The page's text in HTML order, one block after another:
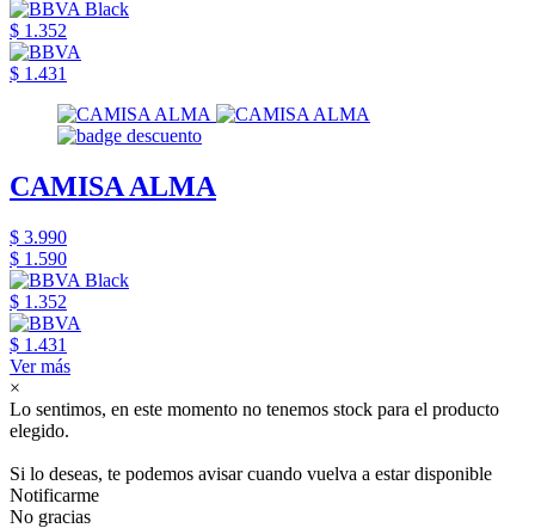
$ 1.352
$ 1.431
CAMISA ALMA
$ 3.990
$ 1.590
$ 1.352
$ 1.431
Ver más
×
Lo sentimos, en este momento no tenemos stock para el producto
elegido.
Si lo deseas, te podemos avisar cuando vuelva a estar disponible
Notificarme
No gracias